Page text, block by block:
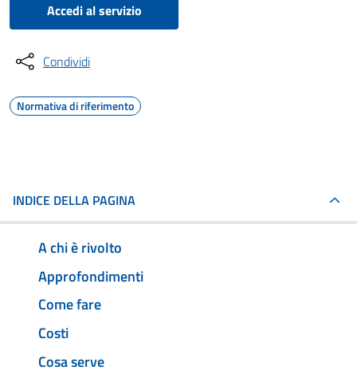
Accedi al servizio
Condividi
Normativa di riferimento
INDICE DELLA PAGINA
A chi è rivolto
Approfondimenti
Come fare
Costi
Cosa serve